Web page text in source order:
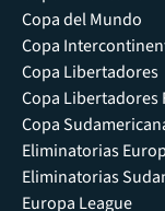
Copa del Mundo
Copa
Copa Libertadores
Copa Libertadores
Copa
Eliminatorias
Eliminatorias
Europa League